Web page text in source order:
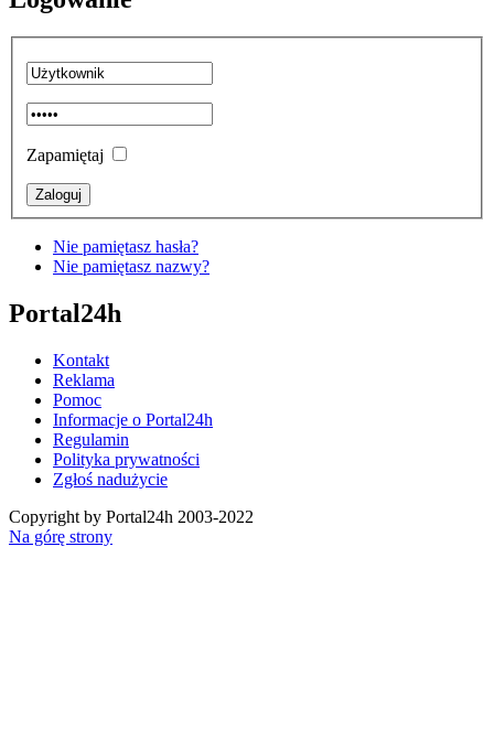
Zapamiętaj
Nie pamiętasz hasła?
Nie pamiętasz nazwy?
Portal24h
Kontakt
Reklama
Pomoc
Informacje o Portal24h
Regulamin
Polityka prywatności
Zgłoś nadużycie
Copyright by Portal24h 2003-2022
Na górę strony